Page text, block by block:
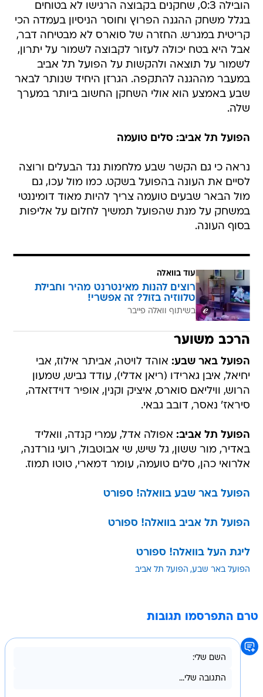
הובילה 0:3, שחקנים בקבוצה הרגישו לא בטוחים
בגלל משחק ההגנה הפרוץ וחוסר הניסיון בעמדה הכי
קריטית במגרש. החזרה של סוארס לא מבטיחה דבר,
אבל היא בטח יכולה לעזור לקבוצה לשמור על יתרון,
לשמור על תוצאה ולהקשות על הפועל תל אביב
במעבר מההגנה להתקפה. הגרזן היחיד שנותר לבאר
שבע באמצע הוא אולי השחקן החשוב ביותר במערך
שלה.
הפועל תל אביב: סלים טועמה
נראה כי גם הקשר שבע מלחמות נגד הבעלים ורוצה
לסיים את העונה בהפועל בשקט. כמו מול עכו, גם
מול הבאר שבעים טועמה צריך להיות מאוד דומיננטי
במשחק על מנת שהפועל תמשיך לחלום על אליפות
בסוף העונה.
עוד בוואלה
רוצים להנות מאינטרנט מהיר וחבילת
טלווזיה בזול? זה אפשרי!
בשיתוף וואלה פייבר
הרכב משוער
הפועל באר שבע: אוהד לויטה, אביתר אילוז, אבי
יחיאל, איבן גארידו (ריאן אדלי), עודד גביש, שמעון
הרוש, וויליאם סוארס, איציק וקנין, אופיר דוידזאדה,
סיראז' נאסר, דובב גבאי.
הפועל תל אביב: אפולה אדל, עמרי קנדה, וואליד
באדיר, מור ששון, גל שיש, שי אבוטבול, רועי גורדנה,
אלרואי כהן, סלים טועמה, עומר דמארי, טוטו תמוז.
הפועל באר שבע בוואלה! ספורט
הפועל תל אביב בוואלה! ספורט
ליגת העל בוואלה! ספורט
הפועל באר שבע הפועל תל אביב
טרם התפרסמו תגובות